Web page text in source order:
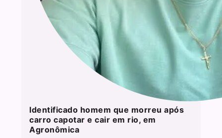
Identificado homem que morreu após
carro capotar e cair em rio, em
Agronômica